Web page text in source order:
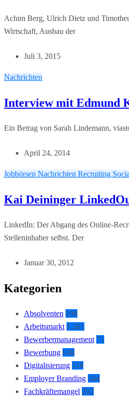
Achim Berg, Ulrich Dietz und
Wirtschaft, Ausbau der
Juli 3, 2015
Nachrichten
Interview mit Edmund
Ein Betrag von Sarah Lindemann,
April 24, 2014
Jobbörsen Nachrichten Recruiting
Kai Deininger
LinkedIn: Der Abgang des Online-
Stelleninhaber selbst. Der
Januar 30, 2012
Kategorien
Absolventen 198
Arbeitsmarkt 1.261
Bewerbermanagement 71
Bewerbung 638
Digitalisierung 118
Employer Branding 344
Fachkräftemangel 202